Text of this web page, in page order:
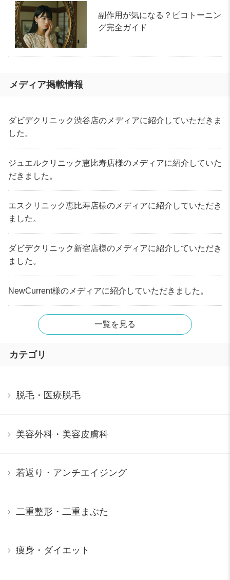
副作用が気になる？ピコトーニン
グ完全ガイド
メディア掲載情報
ダビデクリニック渋谷店のメディアに紹介していただきま
した。
ジュエルクリニック恵比寿店様のメディアに紹介していた
だきました。
エスクリニック恵比寿店様のメディアに紹介していただき
ました。
ダビデクリニック新宿店様のメディアに紹介していただき
ました。
NewCurrent様のメディアに紹介していただきました。
一覧を見る
カテゴリ
脱毛・医療脱毛
美容外科・美容皮膚科
若返り・アンチエイジング
二重整形・二重まぶた
痩身・ダイエット